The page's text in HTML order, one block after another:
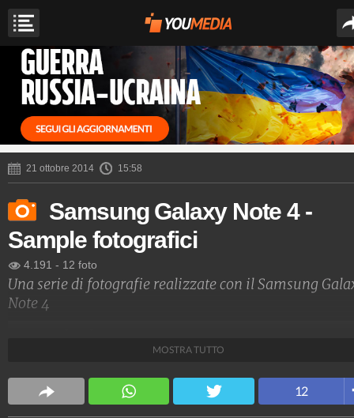
21 ottobre 2014 15:58
Samsung Galaxy Note 4 -
Sample fotografici
4.191 - 12 foto
Una serie di fotografie realizzate con il Samsung
Note 4
3.448 video- 3.077 foto
MOSTRA TUTTO
12